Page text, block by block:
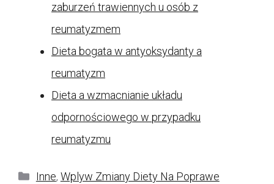
zaburzeń trawiennych u osób z
reumatyzmem
Dieta bogata w antyoksydanty a
reumatyzm
Dieta a wzmacnianie układu
odpornościowego w przypadku
reumatyzmu
Kategorie
Inne, Wplyw Zmiany Diety Na Poprawe